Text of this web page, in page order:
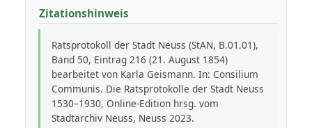
Zitationshinweis
Ratsprotokoll der Stadt Neuss (StAN, B.01.01),
Band 50, Eintrag 216 (21. August 1854)
bearbeitet von Karla Geismann. In: Consilium
Communis. Die Ratsprotokolle der Stadt Neuss
1530–1930, Online-Edition hrsg. vom
Stadtarchiv Neuss, Neuss 2023.